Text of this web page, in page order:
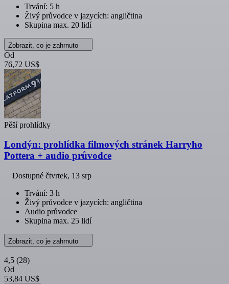
Trvání: 5 h
Živý průvodce v jazycích: angličtina
Skupina max. 20 lidí
Zobrazit, co je zahrnuto
Od
76,72 US$
Pěší prohlídky
Londýn: prohlídka filmových stránek Harryho
Pottera + audio průvodce
Dostupné čtvrtek, 13 srp
Trvání: 3 h
Živý průvodce v jazycích: angličtina
Audio průvodce
Skupina max. 25 lidí
Zobrazit, co je zahrnuto
4,5 (28)
Od
53,84 US$